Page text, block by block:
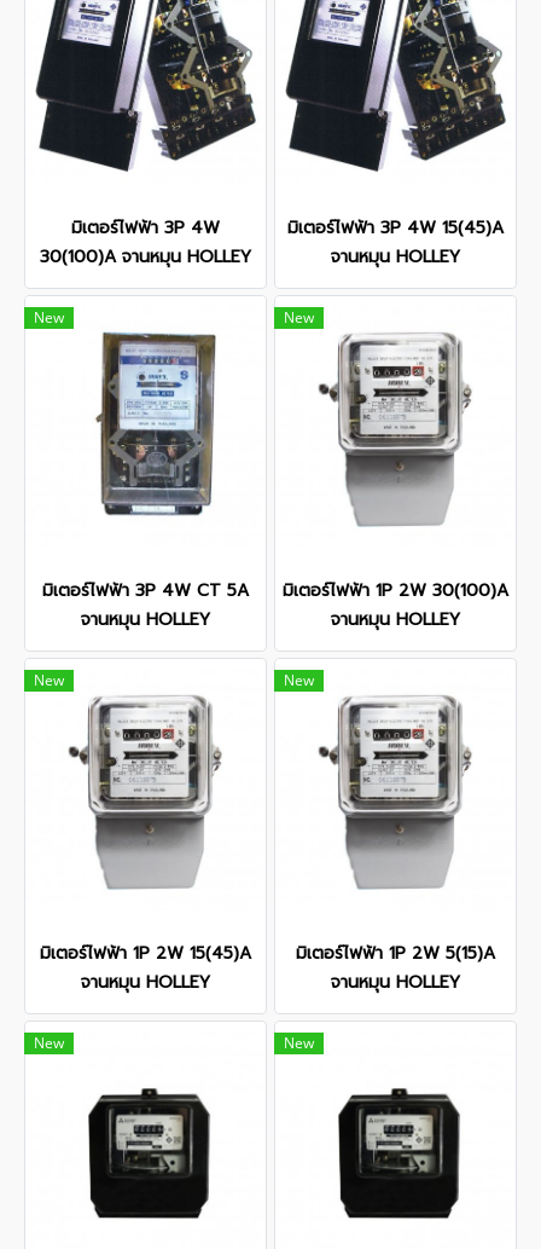
มิเตอร์ไฟฟ้า 3P 4W
30(100)A จานหมุน HOLLEY
มิเตอร์ไฟฟ้า 3P 4W 15(45)A
จานหมุน HOLLEY
New
มิเตอร์ไฟฟ้า 3P 4W CT 5A
จานหมุน HOLLEY
New
มิเตอร์ไฟฟ้า 1P 2W 30(100)A
จานหมุน HOLLEY
New
มิเตอร์ไฟฟ้า 1P 2W 15(45)A
จานหมุน HOLLEY
New
มิเตอร์ไฟฟ้า 1P 2W 5(15)A
จานหมุน HOLLEY
New New